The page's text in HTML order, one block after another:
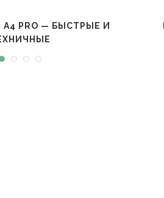
PRO — БЫСТРЫЕ И